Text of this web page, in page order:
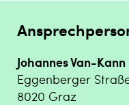
Johannes Van-Kann
Eggenberger
8020 Graz